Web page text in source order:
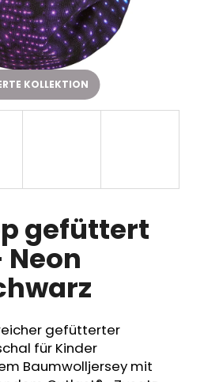
gefüttert
gefütterter
für Kinder
Baumwolljersey mit
KOLLEKTION